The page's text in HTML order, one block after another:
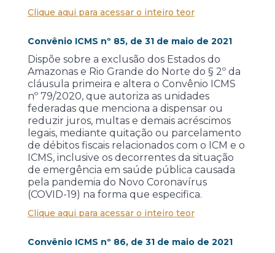
Clique aqui para acessar o inteiro teor
Convênio ICMS nº 85, de 31 de maio de 2021
Dispõe sobre a exclusão dos Estados do
Amazonas e Rio Grande do Norte do § 2º da
cláusula primeira e altera o Convênio ICMS
nº 79/2020, que autoriza as unidades
federadas que menciona a dispensar ou
reduzir juros, multas e demais acréscimos
legais, mediante quitação ou parcelamento
de débitos fiscais relacionados com o ICM e o
ICMS, inclusive os decorrentes da situação
de emergência em saúde pública causada
pela pandemia do Novo Coronavírus
(COVID-19) na forma que especifica.
Clique aqui para acessar o inteiro teor
Convênio ICMS nº 86, de 31 de maio de 2021